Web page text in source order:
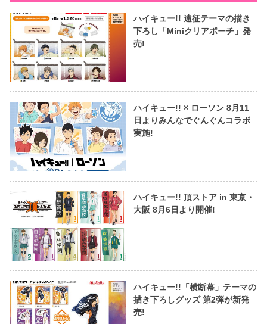
ハイキュー!! 遠征テーマの描き
下ろし「Miniクリアポーチ」発
売!
ハイキュー!! × ローソン 8月11
日よりみんなでぐんぐんコラボ
実施!
ハイキュー!! 頂ストア in 東京・
大阪 8月6日より開催!
ハイキュー!!「横断幕」テーマの
描き下ろしグッズ 第2弾が新発
売!